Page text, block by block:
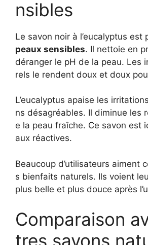
nsibles
Le savon noir à l’eucalyptus est
peaux sensibles. Il nettoie en
déranger le pH de la peau. Les
rels le rendent doux et doux
L’eucalyptus apaise les
ns désagréables. Il diminue les
e la peau fraîche. Ce savon est
aux réactives.
Beaucoup d’utilisateurs aiment
s bienfaits naturels. Ils voient
plus belle et plus douce après
Comparaison
tres savons